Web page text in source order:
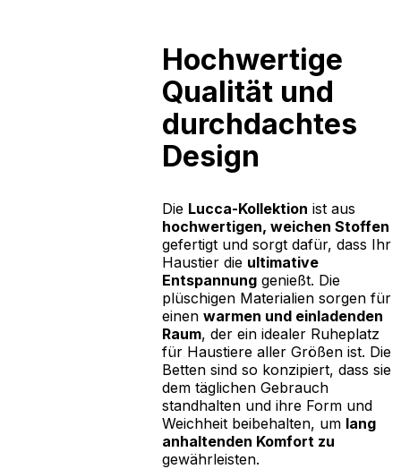
Hochwertige
Qualität und
durchdachtes
Design
Die Lucca-Kollektion ist aus
hochwertigen, weichen Stoffen
gefertigt und sorgt dafür, dass Ihr
Haustier die ultimative
Entspannunggenießt. Die
plüschigen Materialien sorgen für
einen warmen und einladenden
Raum, der ein idealer Ruheplatz
für Haustiere aller Größen ist. Die
Betten sind so konzipiert, dass sie
dem täglichen Gebrauch
standhalten und ihre Form und
Weichheit beibehalten, um lang
anhaltenden Komfort zu
gewährleisten.